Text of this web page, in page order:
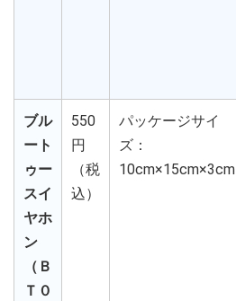
ブル
ート
ゥー
スイ
ヤホ
ン
（Ｂ
Ｔ０
550
円
（税
込）
パッケージサイ
ズ：
10cm×15cm×3cm